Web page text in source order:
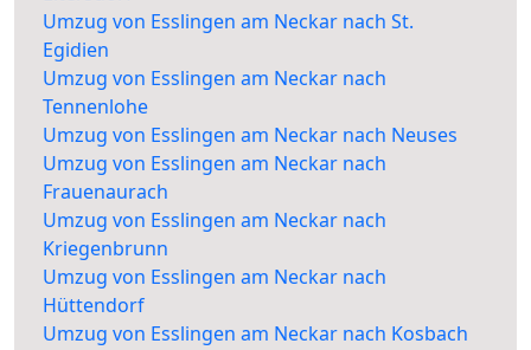
Umzug von Esslingen am Neckar nach St.
Egidien
Umzug von Esslingen am Neckar nach
Tennenlohe
Umzug von Esslingen am Neckar nach Neuses
Umzug von Esslingen am Neckar nach
Frauenaurach
Umzug von Esslingen am Neckar nach
Kriegenbrunn
Umzug von Esslingen am Neckar nach
Hüttendorf
Umzug von Esslingen am Neckar nach Kosbach